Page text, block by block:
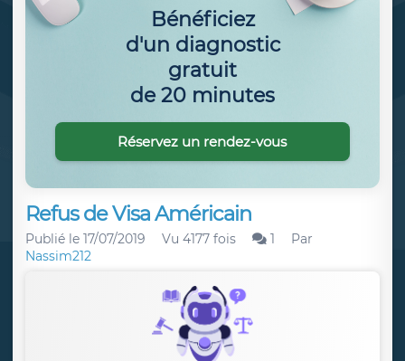
Refus de Visa Américain
Publié le 17/07/2019 Vu 4177 fois 1
Par
Nassim212
Bénéficiez
d'un diagnostic
gratuit
de 20 minutes
Réservez un rendez-vous